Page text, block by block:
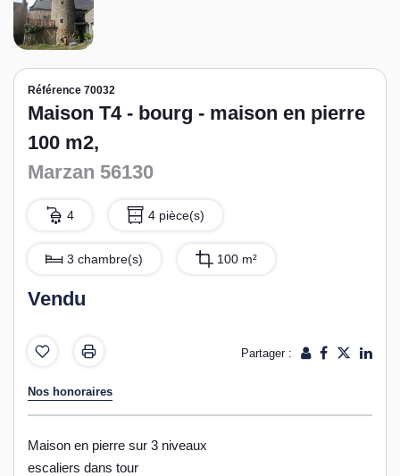
Référence 70032
Maison T4 - bourg - maison en pierre
100 m2,
Marzan 56130
4 4 pièce(s)
3 chambre(s) 100 m²
Vendu
Partager :
Nos honoraires
Maison en pierre sur 3 niveaux
escaliers dans tour